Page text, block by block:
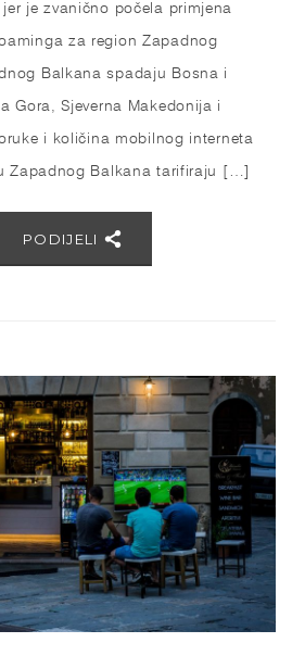
je zvanično počela primjena
za region Zapadnog
Balkana spadaju Bosna i
Gora, Sjeverna Makedonija i
i količina mobilnog interneta
Zapadnog Balkana tarifiraju […]
PODIJELI